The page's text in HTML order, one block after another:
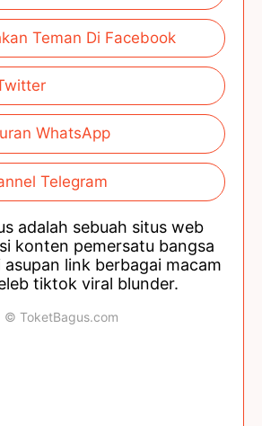
Teman Di Facebook
WhatsApp
Telegram
adalah sebuah situs web
konten pemersatu bangsa
link berbagai macam
tiktok viral blunder.
© ToketBagus.com